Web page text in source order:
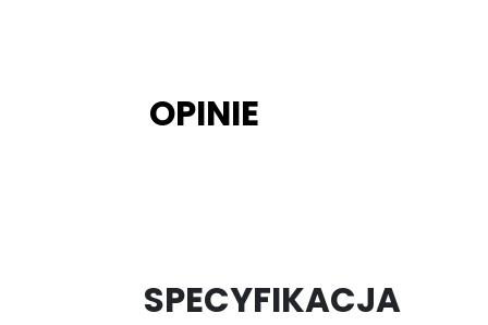
OPINIE
SPECYFIKACJA